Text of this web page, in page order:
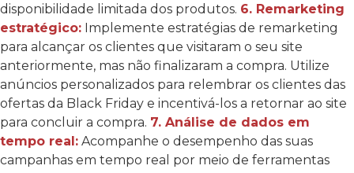
disponibilidade limitada dos produtos. 6. Remarketing
estratégico: Implemente estratégias de remarketing
para alcançar os clientes que visitaram o seu site
anteriormente, mas não finalizaram a compra. Utilize
anúncios personalizados para relembrar os clientes das
ofertas da Black Friday e incentivá-los a retornar ao site
para concluir a compra. 7. Análise de dados em
tempo real: Acompanhe o desempenho das suas
campanhas em tempo real por meio de ferramentas